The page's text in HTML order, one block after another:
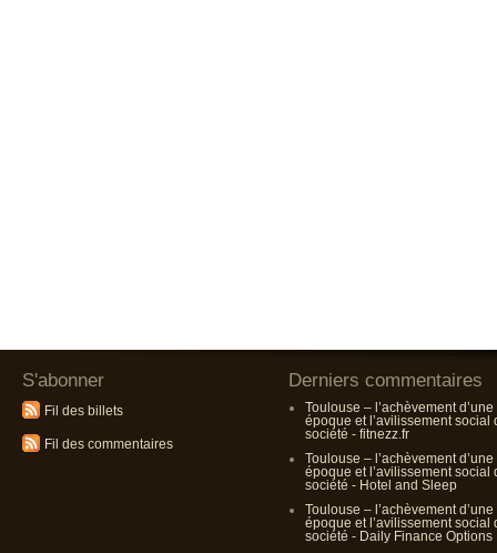
S'abonner
Fil des billets
Fil des commentaires
Derniers commentaires
Toulouse – l’achèvement d’une
époque et l’avilissement social
société - fitnezz.fr
Toulouse – l’achèvement d’une
époque et l’avilissement social
société - Hotel and Sleep
Toulouse – l’achèvement d’une
époque et l’avilissement social
société - Daily Finance Options